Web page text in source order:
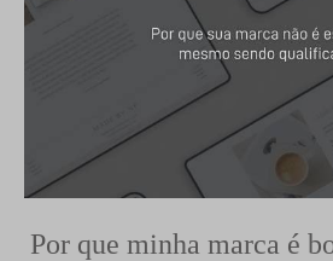
Por que minha marca é